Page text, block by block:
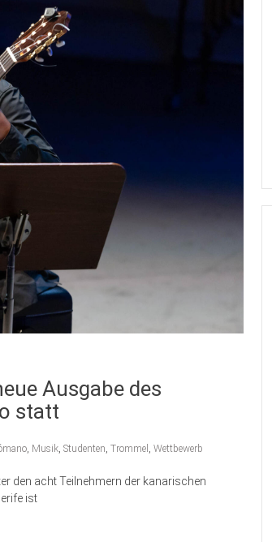
Ausgabe des
statt
Musik Studenten Trommel Wettbewerb
den acht Teilnehmern der kanarischen
ist